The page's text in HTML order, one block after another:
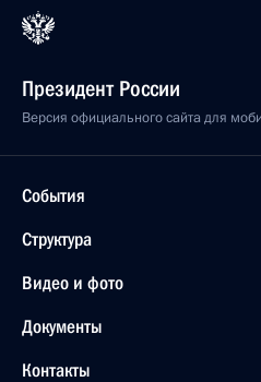
Президент России
Версия официального сайта для
События
Структура
Видео и фото
Документы
Контакты